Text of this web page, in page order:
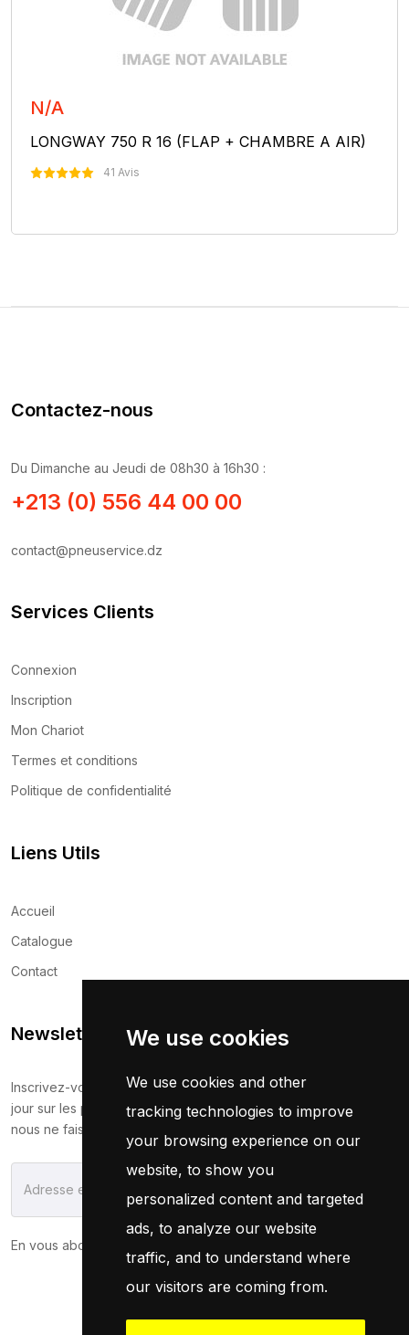
We use cookies
We use cookies and other
tracking technologies to improve
your browsing experience on our
website, to show you
personalized content and targeted
ads, to analyze our website
traffic, and to understand where
our visitors are coming from.
N/A
LONGWAY 750 R 16 (FLAP + CHAMBRE A AIR)
41 Avis
Contactez-nous
Du Dimanche au Jeudi de 08h30 à 16h30 :
+213 (0) 556 44 00 00
contact@pneuservice.dz
Services Clients
Connexion
Inscription
Mon Chariot
Termes et conditions
Politique de confidentialité
Liens Utils
Accueil
Catalogue
Contact
Newsletter
Inscrivez-vous maintenant pour recevoir les dernières mises à
jour sur les promotions et les coupons. Ne vous inquiétez pas,
nous ne faisons pas de spam !
S'Abonner
En vous abonnant, vous acceptez notre